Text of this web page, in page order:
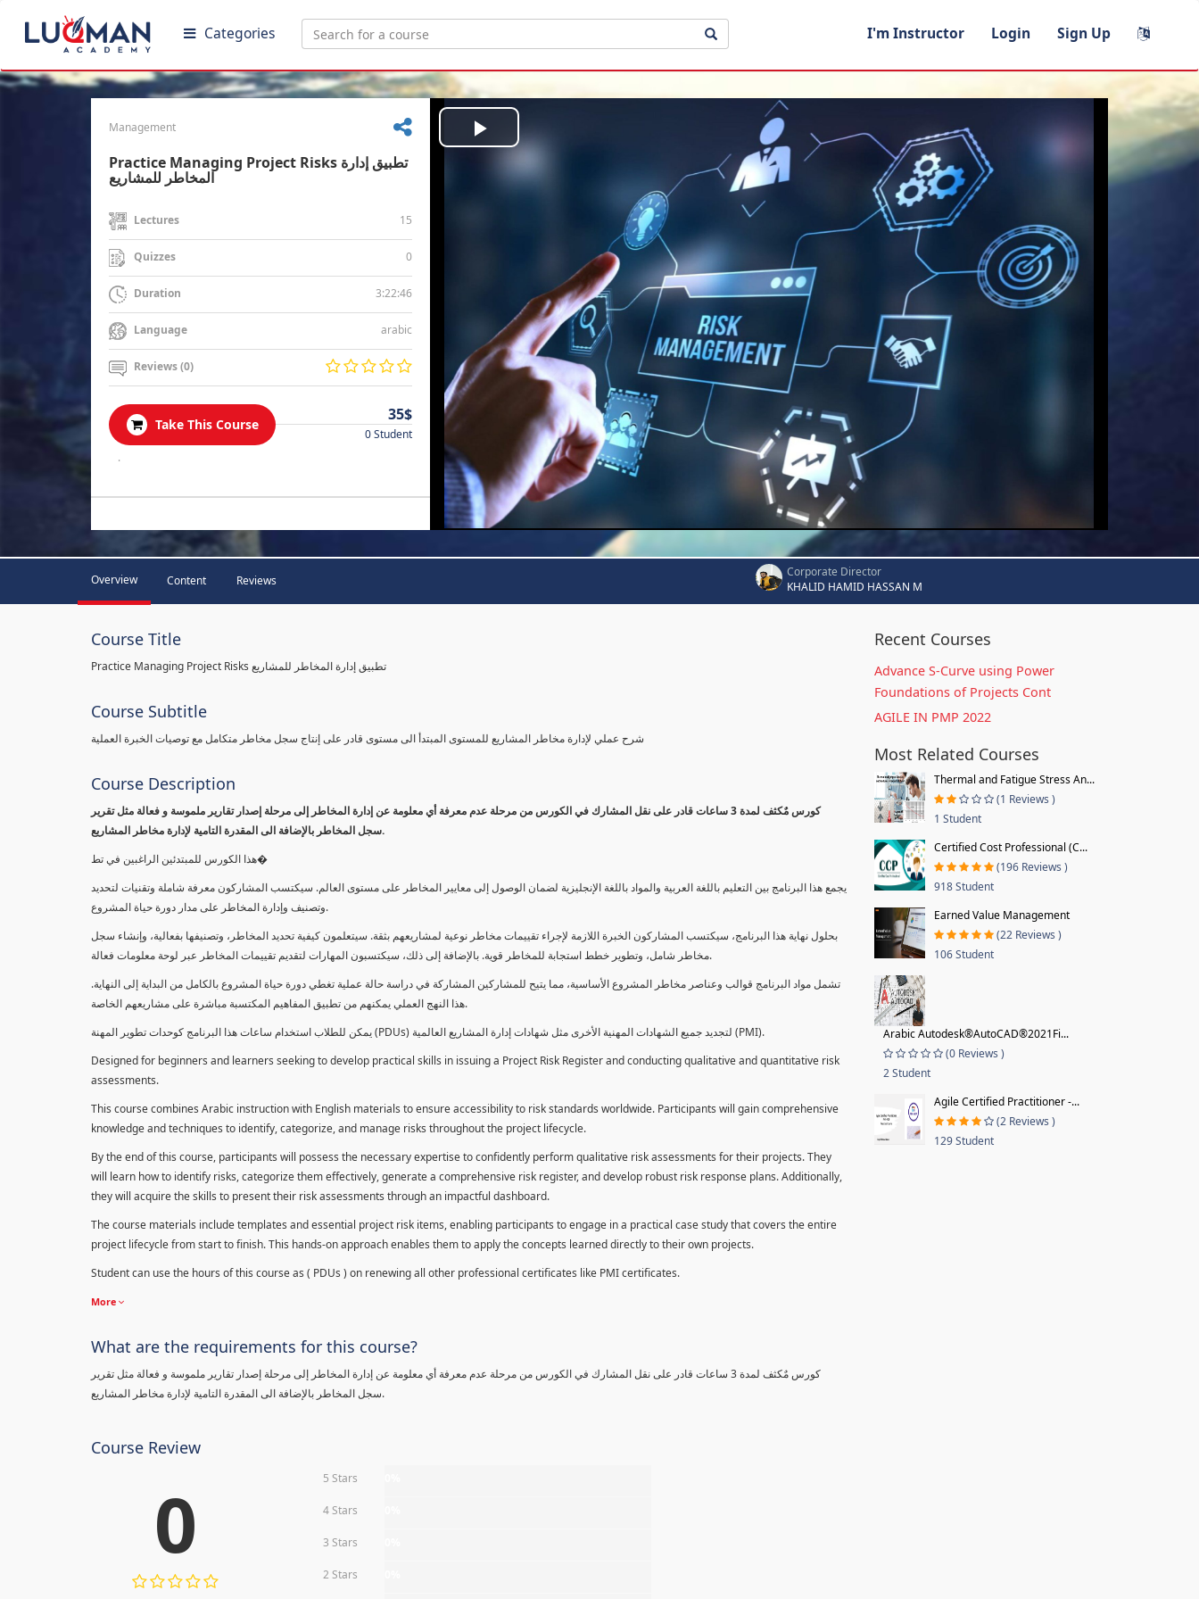
Categories I'm Instructor Login Sign Up
Management
Practice Managing Project Risks تطبيق إدارة
المخاطر للمشاريع
Lectures 15
Quizzes 0
Duration 3:22:46
Language arabic
Reviews (0)
Take This Course
35$
0 Student
.
Play
Video
Overview Content Reviews
Corporate Director
KHALID HAMID HASSAN M
Course Title
Practice Managing Project Risks تطبيق إدارة المخاطر للمشاريع
Course Subtitle
شرح عملي لإدارة مخاطر المشاريع للمستوى المبتدأ الى مستوى قادر على إنتاج سجل مخاطر متكامل مع توصيات الخبرة العملية
Course Description
كورس مٌكثف لمدة 3 ساعات قادر على نقل المشارك في الكورس من مرحلة عدم معرفة أي معلومة عن إدارة المخاطر إلى مرحلة إصدار تقارير ملموسة و فعالة مثل تقرير
سجل المخاطر بالإضافة الى المقدرة التامية لإدارة مخاطر المشاريع.
هذا الكورس للمبتدئين الراغبين في تط�
يجمع هذا البرنامج بين التعليم باللغة العربية والمواد باللغة الإنجليزية لضمان الوصول إلى معايير المخاطر على مستوى العالم. سيكتسب المشاركون معرفة شاملة وتقنيات لتحديد
وتصنيف وإدارة المخاطر على مدار دورة حياة المشروع.
بحلول نهاية هذا البرنامج، سيكتسب المشاركون الخبرة اللازمة لإجراء تقييمات مخاطر نوعية لمشاريعهم بثقة. سيتعلمون كيفية تحديد المخاطر، وتصنيفها بفعالية، وإنشاء سجل
مخاطر شامل، وتطوير خطط استجابة للمخاطر قوية. بالإضافة إلى ذلك، سيكتسبون المهارات لتقديم تقييمات المخاطر عبر لوحة معلومات فعالة.
تشمل مواد البرنامج قوالب وعناصر مخاطر المشروع الأساسية، مما يتيح للمشاركين المشاركة في دراسة حالة عملية تغطي دورة حياة المشروع بالكامل من البداية إلى النهاية.
هذا النهج العملي يمكنهم من تطبيق المفاهيم المكتسبة مباشرة على مشاريعهم الخاصة.
يمكن للطلاب استخدام ساعات هذا البرنامج كوحدات تطوير المهنة (PDUs) لتجديد جميع الشهادات المهنية الأخرى مثل شهادات إدارة المشاريع العالمية (PMI).
Designed for beginners and learners seeking to develop practical skills in issuing a Project Risk Register and conducting qualitative and quantitative risk
assessments.
This course combines Arabic instruction with English materials to ensure accessibility to risk standards worldwide. Participants will gain comprehensive
knowledge and techniques to identify, categorize, and manage risks throughout the project lifecycle.
By the end of this course, participants will possess the necessary expertise to confidently perform qualitative risk assessments for their projects. They
will learn how to identify risks, categorize them effectively, generate a comprehensive risk register, and develop robust risk response plans. Additionally,
they will acquire the skills to present their risk assessments through an impactful dashboard.
The course materials include templates and essential project risk items, enabling participants to engage in a practical case study that covers the entire
project lifecycle from start to finish. This hands-on approach enables them to apply the concepts learned directly to their own projects.
Student can use the hours of this course as ( PDUs ) on renewing all other professional certificates like PMI certificates.
More
What are the requirements for this course?
كورس مٌكثف لمدة 3 ساعات قادر على نقل المشارك في الكورس من مرحلة عدم معرفة أي معلومة عن إدارة المخاطر إلى مرحلة إصدار تقارير ملموسة و فعالة مثل تقرير
سجل المخاطر بالإضافة الى المقدرة التامية لإدارة مخاطر المشاريع.
Course Review
0 5 Stars
4 Stars
3 Stars
2 Stars
Recent Courses
Advance S-Curve using Power
Foundations of Projects Cont
AGILE IN PMP 2022
Most Related Courses
Thermal and Fatigue Stress An...
(1 Reviews )
1 Student
Certified Cost Professional (C...
(196 Reviews )
918 Student
Earned Value Management
(22 Reviews )
106 Student
Arabic Autodesk®AutoCAD®2021Fi...
(0 Reviews )
2 Student
Agile Certified Practitioner -...
(2 Reviews )
129 Student